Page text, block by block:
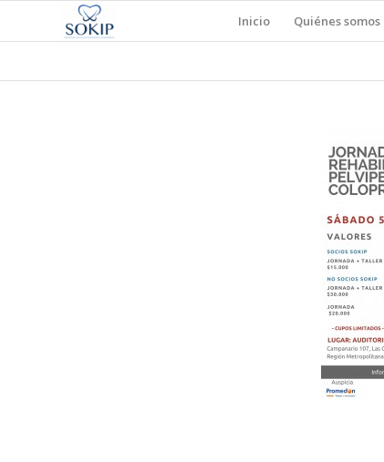
Inicio Quiénes somos